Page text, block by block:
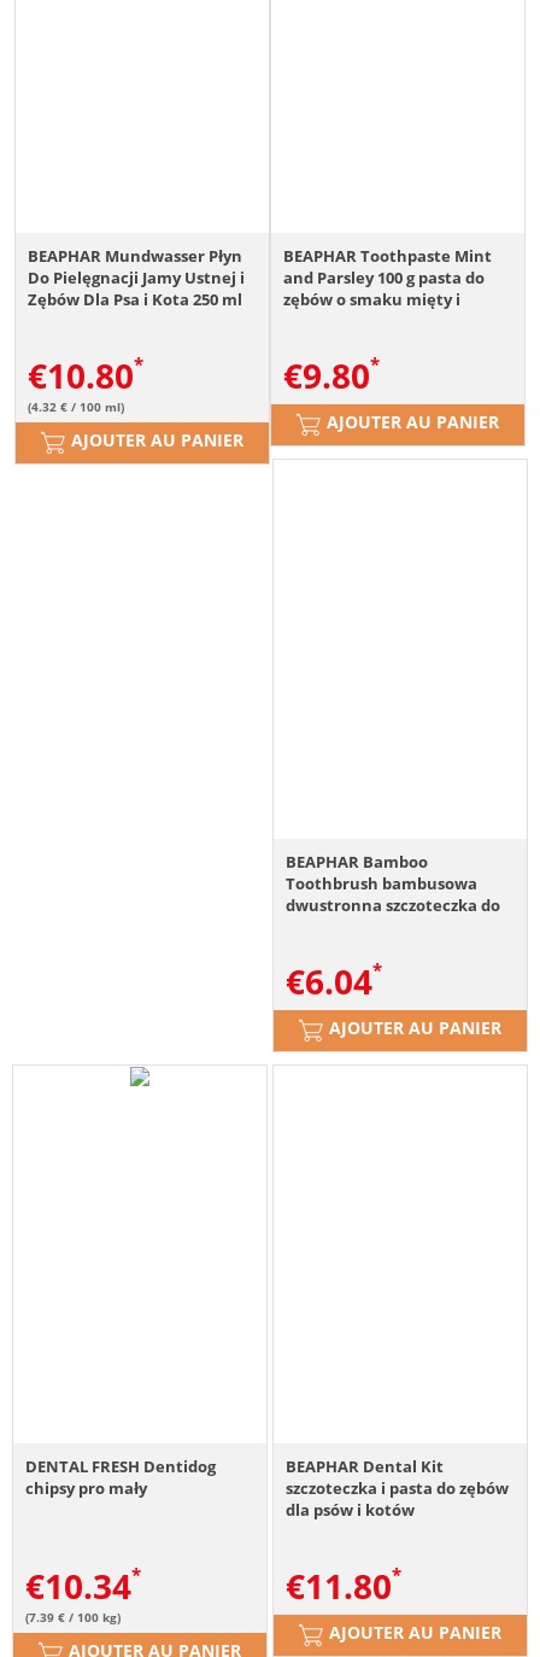
BEAPHAR Mundwasser Płyn
Do Pielęgnacji Jamy Ustnej i
Zębów Dla Psa i Kota 250 ml
€10.80
(4.32 € / 100 ml)
AJOUTER AU PANIER
BEAPHAR Toothpaste Mint
and Parsley 100 g pasta do
zębów o smaku mięty i
€9.80
AJOUTER AU PANIER
BEAPHAR Bamboo
Toothbrush bambusowa
dwustronna szczoteczka do
€6.04
AJOUTER AU PANIER
DENTAL FRESH Dentidog
chipsy pro mały
€10.34
(7.39 € / 100 kg)
AJOUTER AU PANIER
BEAPHAR Dental Kit
szczoteczka i pasta do zębów
dla psów i kotów
€11.80
AJOUTER AU PANIER